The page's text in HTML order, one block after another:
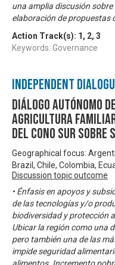
una amplia discusión
elaboración de propuestas
Action Track(s): 1 , 2, 3
Keywords: Governance
Independent
Diálogo Autónomo
Agricultura Familiar
del Cono Sur sobre
Geographical focus:
Brazil, Chile, Colombia,
Discussion topic outcome
• Énfasis en apoyos y
de las tecnologías y/o
biodiversidad y protección
Ubicar la región como una
pero también una de las
impide seguridad
alimentos. Incremento